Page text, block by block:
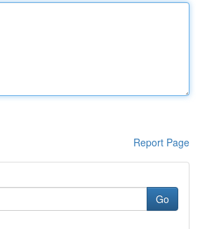
Report Page
Go